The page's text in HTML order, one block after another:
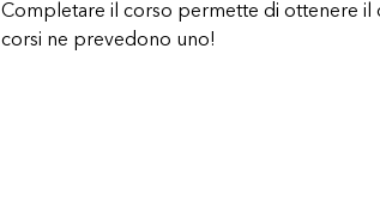
Completare il corso permette di ottenere il
corsi ne prevedono uno!